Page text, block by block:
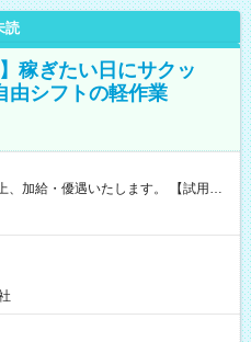
読
稼ぎたい日にサクッ
由シフトの軽作業
・優遇いたします。 【試用期